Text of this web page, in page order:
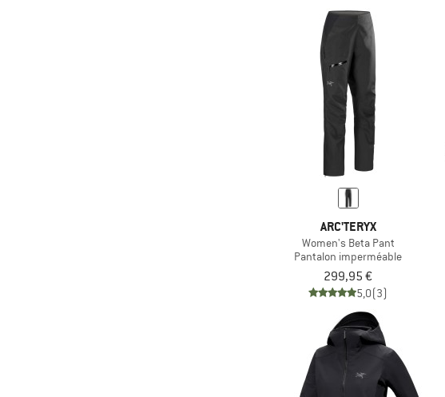
ARC'TERYX
Women's Beta Pant
Pantalon imperméable
299,95 €
5,0(3)